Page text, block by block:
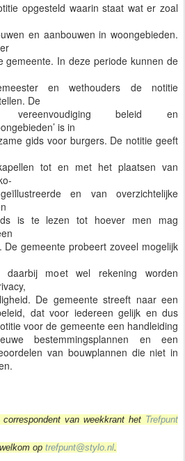
opgesteld waarin staat wat er zoal
en aanbouwen in woongebieden.
gemeente. In deze periode kunnen de
en wethouders de notitie
De
vereenvoudiging beleid en
is in
gids voor burgers. De notitie geeft
tot en met het plaatsen van
en van overzichtelijke
is te lezen tot hoever men mag
gemeente probeert zoveel mogelijk
daarbij moet wel rekening worden
De gemeente streeft naar een
dat voor iedereen gelijk en dus
voor de gemeente een handleiding
bestemmingsplannen en een
van bouwplannen die niet in
van weekkrant het Trefpunt
op trefpunt@stylo.nl.